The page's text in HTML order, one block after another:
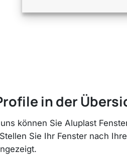
in der
können Sie Aluplast
Sie Ihr Fenster nach